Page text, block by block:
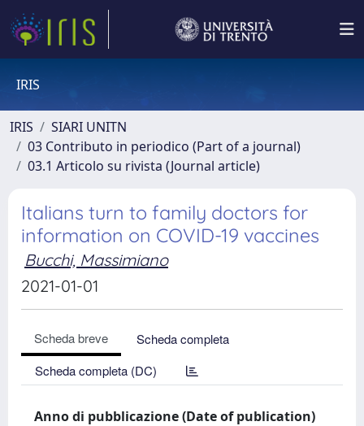
IRIS
IRIS
SIARI UNITN
03 Contributo in periodico (Part of a journal)
03.1 Articolo su rivista (Journal article)
Italians turn to family doctors for
information on COVID-19 vaccines
Bucchi, Massimiano
2021-01-01
Scheda breve
Scheda completa
Scheda completa (DC)
Anno di pubblicazione (Date of publication)